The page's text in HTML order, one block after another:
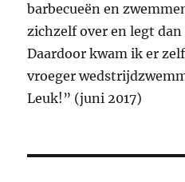
barbecueën en
zichzelf over en legt
Daardoor kwam ik er
vroeger
Leuk!” (juni 2017)